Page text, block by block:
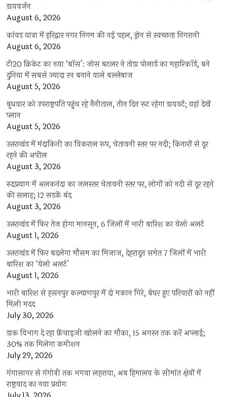
डायवर्जन
August 6, 2026
कांवड़ यात्रा में हरिद्वार नगर निगम की नई पहल, ड्रोन से स्वच्छता निगरानी
August 6, 2026
टी20 क्रिकेट का नया ‘बॉस’: जोस बटलर ने तोड़ा पोलार्ड का महारिकॉर्ड, बने
दुनिया में सबसे ज्यादा रन बनाने वाले बल्लेबाज
August 5, 2026
बुधवार को उपराष्ट्रपति पहुंच रहे नैनीताल, तीन दिन रूट रहेगा डायवर्ट; यहां देखें
प्‍लान
August 5, 2026
उत्तराखंड में मंदाकिनी का विकराल रूप, चेतावनी स्तर पर नदी; किनारों से दूर
रहने की अपील
August 3, 2026
रुद्रप्रयाग में अलकनंदा का जलस्तर चेतावनी स्तर पर, लोगों को नदी से दूर रहने
की सलाह; 12 सड़कें बंद
August 3, 2026
उत्तराखंड में फिर तेज होगा मानसून, 6 जिलों में भारी बारिश का येलो अलर्ट
August 1, 2026
उत्तराखंड में फिर बदलेगा मौसम का मिजाज, देहरादून समेत 7 जिलों में भारी
बारिश का ‘येलो अलर्ट’
August 1, 2026
भारी बारिश से हसनपुर कल्याणपुर में दो मकान गिरे, बेघर हुए परिवारों को नहीं
मिली मदद
July 30, 2026
डाक विभाग दे रहा फ्रेंचाइजी खोलने का मौका, 15 अगस्त तक करें अप्लाई;
30% तक मिलेगा कमीशन
July 29, 2026
गंगासागर से गंगोत्री तक भगवा लहराया, अब हिमालय के सीमांत क्षेत्रों में
राष्ट्रवाद का नया प्रयोग